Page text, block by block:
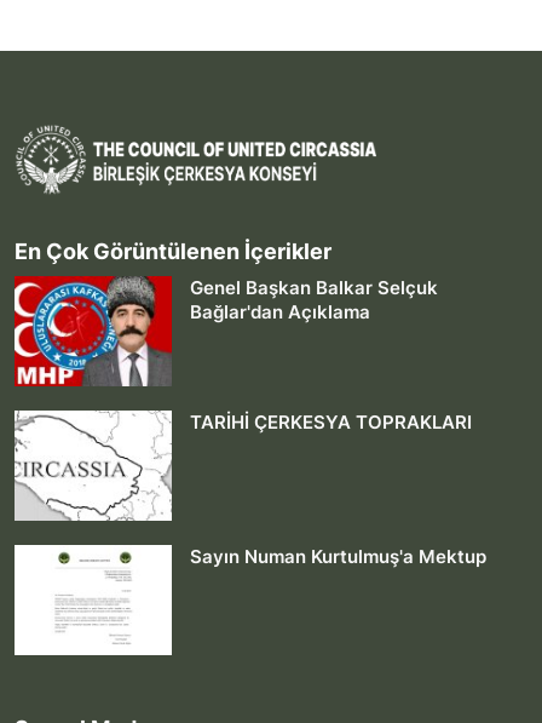
En Çok Görüntülenen İçerikler
Genel Başkan Balkar Selçuk
Bağlar'dan Açıklama
TARİHİ ÇERKESYA TOPRAKLARI
Sayın Numan Kurtulmuş'a Mektup